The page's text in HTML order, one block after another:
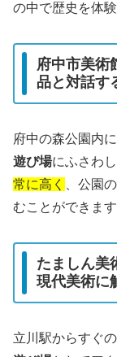
の中で歴史を体験
府中市美術
品と対話す
府中の森公園内
遊び場にふさわ
常に高く
、公園
むことができます
たましん美
現代美術に
立川駅からすぐ